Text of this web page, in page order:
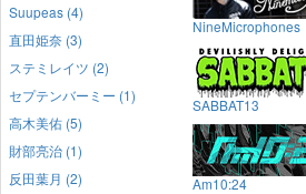
Suupeas (4)
直田姫奈 (3)
ステミレイツ (2)
セプテンバーミー (1)
高木美佑 (5)
財部亮治 (1)
反田葉月 (2)
NineMicrophones
SABBAT13
Am10:24